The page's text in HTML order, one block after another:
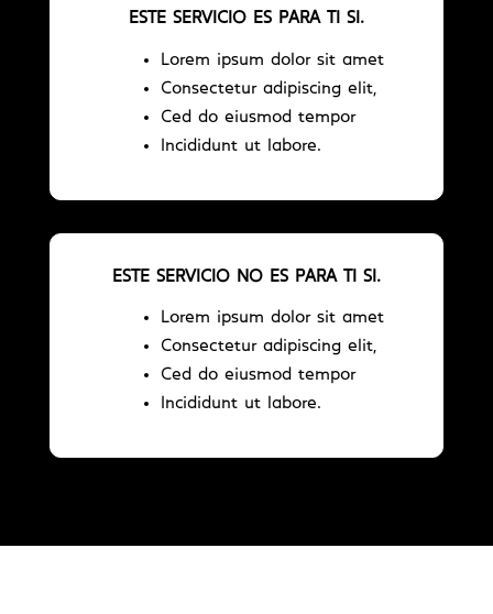
ESTE SERVICIO ES PARA TI SI.
Lorem ipsum dolor sit amet
Consectetur adipiscing elit,
Ced do eiusmod tempor
Incididunt ut labore.
ESTE SERVICIO NO ES PARA TI SI.
Lorem ipsum dolor sit amet
Consectetur adipiscing elit,
Ced do eiusmod tempor
Incididunt ut labore.